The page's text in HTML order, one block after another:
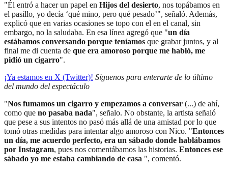
"Él entró a hacer un papel en Hijos del desierto, nos topábamos en
el pasillo, yo decía ‘qué mino, pero qué pesado’", señaló. Además,
explicó que en varias ocasiones se topo con el en el canal, sin
embargo, no la saludaba. En esa línea agregó que "un día
estábamos conversando porque teníamos que grabar juntos, y al
final me di cuenta de que era amoroso porque me habló, me
pidió un cigarro".
¡Ya estamos en X (Twitter)! Síguenos para enterarte de lo último
del mundo del espectáculo
"Nos fumamos un cigarro y empezamos a conversar (...) de ahí,
como que no pasaba nada", señalo. No obstante, la artista señaló
que pese a sus intentos no pasó más allá de una amistad por lo que
tomó otras medidas para intentar algo amoroso con Nico. "Entonces
un día, me acuerdo perfecto, era un sábado donde hablábamos
por Instagram, pues nos comentábamos las historias. Entonces ese
sábado yo me estaba cambiando de casa ", comentó.